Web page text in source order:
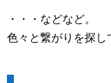
・・・などなど。
色々と繋がりを探し